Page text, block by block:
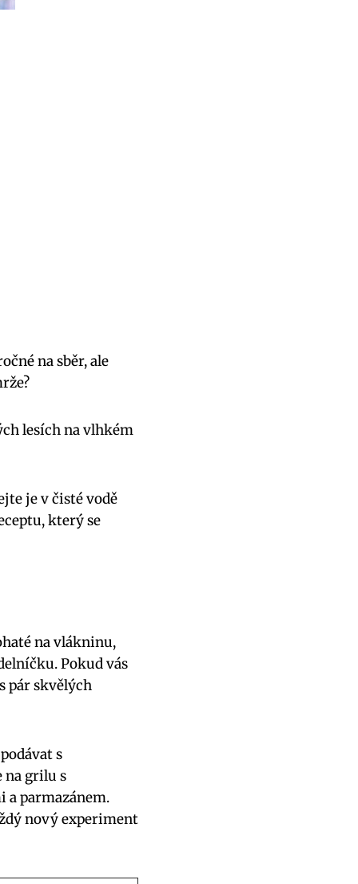
na sběr, ale
lesích na vlhkém
je v čisté vodě
který se
na vlákninu,
Pokud vás
pár skvělých
s
na grilu s
a parmazánem.
nový experiment